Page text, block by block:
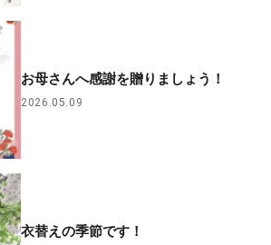
お母さんへ感謝を贈りましょう！
2026.05.09
衣替えの季節です！